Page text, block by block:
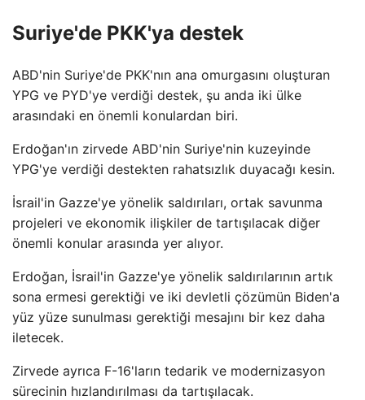
Suriye'de PKK'ya destek
ABD'nin Suriye'de PKK'nın ana omurgasını oluşturan
YPG ve PYD'ye verdiği destek, şu anda iki ülke
arasındaki en önemli konulardan biri.
Erdoğan'ın zirvede ABD'nin Suriye'nin kuzeyinde
YPG'ye verdiği destekten rahatsızlık duyacağı kesin.
İsrail'in Gazze'ye yönelik saldırıları, ortak savunma
projeleri ve ekonomik ilişkiler de tartışılacak diğer
önemli konular arasında yer alıyor.
Erdoğan, İsrail'in Gazze'ye yönelik saldırılarının artık
sona ermesi gerektiği ve iki devletli çözümün Biden'a
yüz yüze sunulması gerektiği mesajını bir kez daha
iletecek.
Zirvede ayrıca F-16'ların tedarik ve modernizasyon
sürecinin hızlandırılması da tartışılacak.